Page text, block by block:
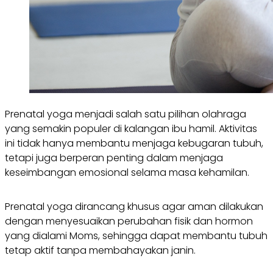
Prenatal yoga menjadi salah satu pilihan olahraga
yang semakin populer di kalangan ibu hamil. Aktivitas
ini tidak hanya membantu menjaga kebugaran tubuh,
tetapi juga berperan penting dalam menjaga
keseimbangan emosional selama masa kehamilan.
Prenatal yoga dirancang khusus agar aman dilakukan
dengan menyesuaikan perubahan fisik dan hormon
yang dialami Moms, sehingga dapat membantu tubuh
tetap aktif tanpa membahayakan janin.